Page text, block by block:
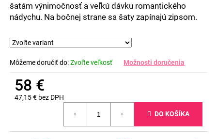
šatám výnimočnosť a veľkú dávku romantického
nádychu. Na bočnej strane sa šaty zapínajú zipsom.
Môžeme doručiť do:Zvoľte veľkosť Možnosti doručenia
58 €
47,15 € bez DPH
DO KOŠÍKA